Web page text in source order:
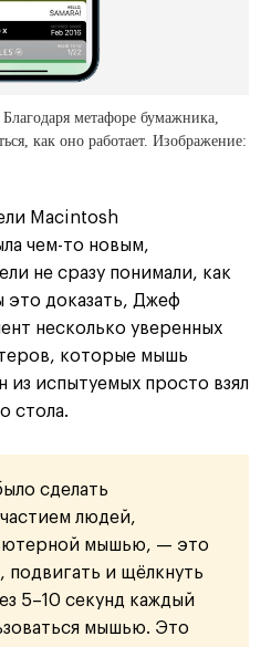
метафоре бумажника,
как оно работает. Изображение:
Macintosh
чем-то новым,
не сразу понимали, как
это доказать, Джеф
несколько уверенных
которые мышь
из испытуемых просто взял
стола.
сделать
людей,
мышью, — это
подвигать и щёлкнуть
5–10 секунд каждый
мышью. Это